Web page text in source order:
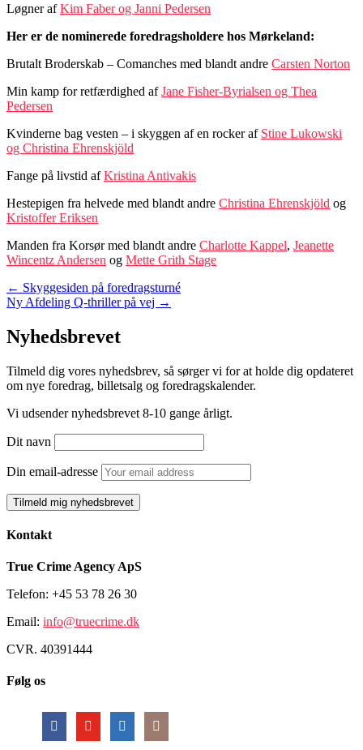
Løgner afKim Faber og Janni Pedersen
Her er de nominerede foredragsholdere hos Mørkeland:
Brutalt Broderskab – Comanches med blandt andre Carsten Norton
Min kamp for retfærdighed afJane Fisher-Byrialsen og Thea
Pedersen
Kvinderne bag vesten – i skyggen af en rocker af Stine Lukowski
og Christina Ehrenskjöld
Fange på livstid afKristina Antivakis
Hestepigen fra helvede med blandt andre Christina Ehrenskjöld og
Kristoffer Eriksen
Manden fra Korsør med blandt andre Charlotte Kappel, Jeanette
Wincentz Andersen og Mette Grith Stage
Posts
navigation
← Skyggesiden på foredragsturné
Ny Afdeling Q-thriller på vej →
Nyhedsbrevet
Tilmeld dig vores nyhedsbrev, så sørger vi for at holde dig opdateret
om nye foredrag, billetsalg og foredragskalender.
Vi udsender nyhedsbrevet 8-10 gange årligt.
Dit navn
Din email-adresse
Kontakt
True Crime Agency ApS
Telefon: +45 53 78 26 30
Email: info@truecrime.dk
CVR. 40391444
Følg os